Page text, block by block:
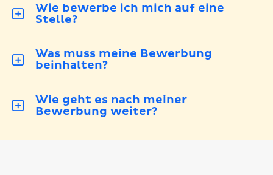
Wie bewerbe ich mich auf eine
Stelle?
Was muss meine Bewerbung
beinhalten?
Wie geht es nach meiner
Bewerbung weiter?